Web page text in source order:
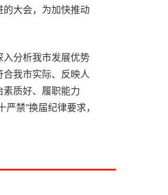
大会，为加快推动
分析我市发展优势
我市实际、反映人
质好、履职能力
禁”换届纪律要求，
产，持续筑牢防汛抗